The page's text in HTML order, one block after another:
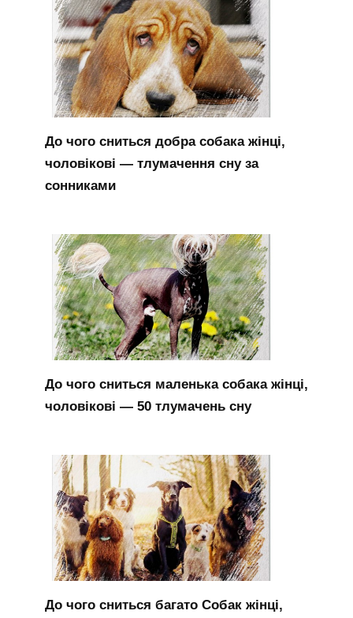
До чого сниться добра собака жінці,
чоловікові — тлумачення сну за
сонниками
До чого сниться маленька собака жінці,
чоловікові — 50 тлумачень сну
До чого сниться багато Собак жінці,